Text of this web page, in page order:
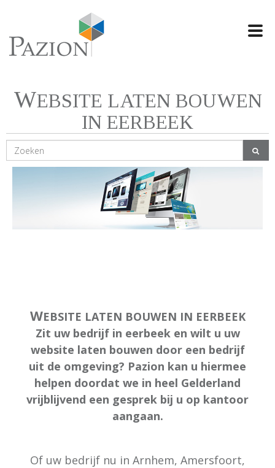
WEBSITE LATEN BOUWEN
IN EERBEEK
WEBSITE LATEN BOUWEN IN EERBEEK
Zit uw bedrijf in eerbeek en wilt u uw
website laten bouwen door een bedrijf
uit de omgeving? Pazion kan u hiermee
helpen doordat we in heel Gelderland
vrijblijvend een gesprek bij u op kantoor
aangaan.
Of uw bedrijf nu in Arnhem, Amersfoort,